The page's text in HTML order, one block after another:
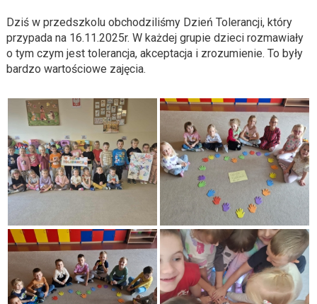
Dziś w przedszkolu obchodziliśmy Dzień Tolerancji, który
przypada na 16.11.2025r. W każdej grupie dzieci rozmawiały
o tym czym jest tolerancja, akceptacja i zrozumienie. To były
bardzo wartościowe zajęcia.